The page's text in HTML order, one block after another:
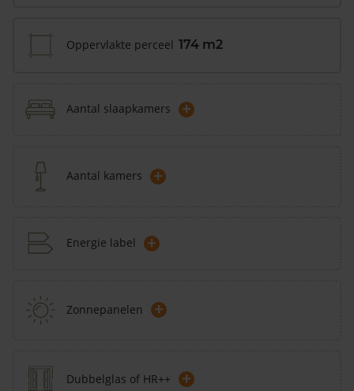
Oppervlakte perceel 174 m2
Aantal slaapkamers +
Aantal kamers +
Energie label +
Zonnepanelen +
Dubbelglas of HR++ +